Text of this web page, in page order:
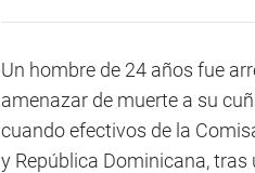
Un hombre de 24 años fue
amenazar de muerte a su
cuando efectivos de la
y República Dominicana, tras